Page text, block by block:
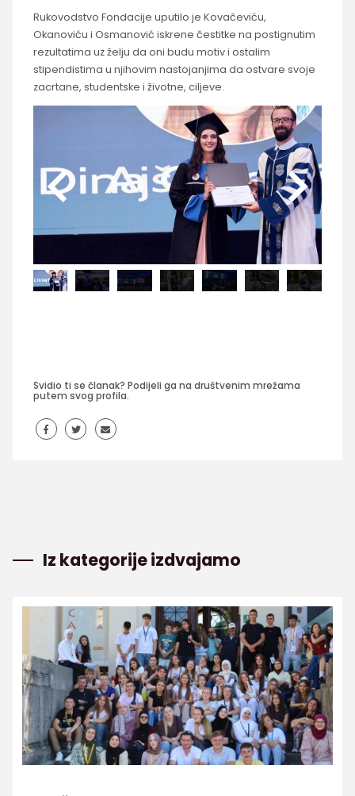
Rukovodstvo Fondacije uputilo je Kovačeviću,
Okanoviću i Osmanović iskrene čestitke na postignutim
rezultatima uz želju da oni budu motiv i ostalim
stipendistima u njihovim nastojanjima da ostvare svoje
zacrtane, studentske i životne, ciljeve.
Svidio ti se članak? Podijeli ga na društvenim mrežama
putem svog profila.
Iz kategorije izdvajamo